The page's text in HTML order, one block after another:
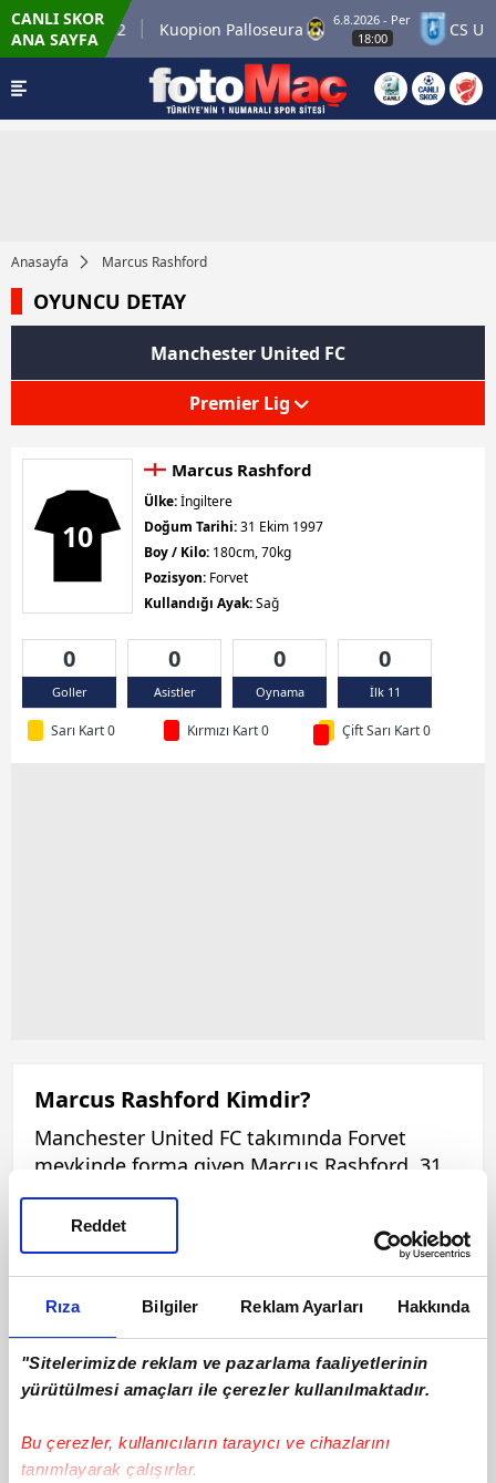
Rıza Bilgiler Reklam Ayarları Hakkında
"Sitelerimizde reklam ve pazarlama faaliyetlerinin
yürütülmesi amaçları ile çerezler kullanılmaktadır.
Bu çerezler, kullanıcıların tarayıcı ve cihazlarını
tanımlayarak çalışırlar.
Reddet
CANLI SKOR
ANA SAYFA
Match 12 Kuopion Palloseura
6.8.2026 - Per
18:00
CS
Anasayfa Marcus Rashford
OYUNCU DETAY
Manchester United FC
Premier Lig
10
Marcus Rashford
Ülke:İngiltere
Doğum Tarihi:31 Ekim 1997
Boy / Kilo: 180cm, 70kg
Pozisyon: Forvet
Kullandığı Ayak:Sağ
0
Goller
0
Asistler
0
Oynama
0
İlk 11
Sarı Kart 0 Kırmızı Kart 0 Çift Sarı Kart 0
Marcus Rashford Kimdir?
Manchester United FC takımında Forvet
mevkinde forma giyen Marcus Rashford, 31
Ekim 1997 tarihinde dünyaya gelmiştir. 180
cm boyunda ve 70 kilo olan Marcus Rashford,
Sağ ayağını kullanmaktadır. Bu sezon ilk
11'de 0 maça çıkan Marcus Rashford, 0 sarı
kart ve 0 kırmızı kart görmüştür. Marcus
Rashford, bu sezon 0 asist ve 0 gol katkısı ile
oynamaktadır.